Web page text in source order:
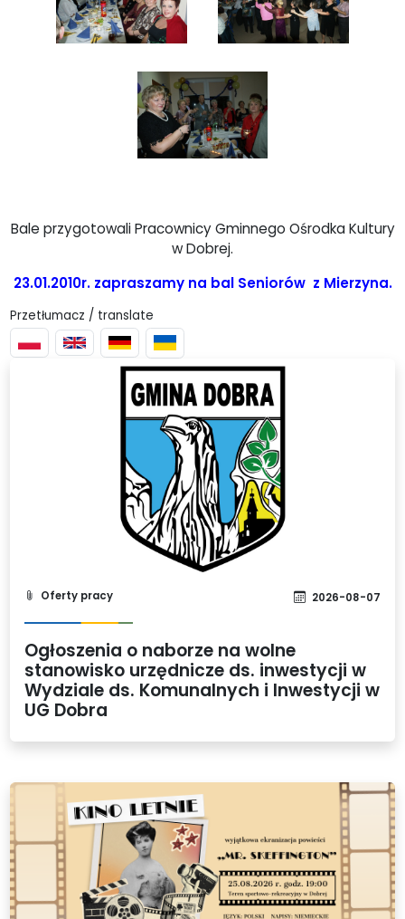
Bale przygotowali Pracownicy Gminnego Ośrodka Kultury
w Dobrej.
23.01.2010r. zapraszamy na bal Seniorów z Mierzyna.
Przetłumacz / translate
Oferty pracy 2026-08-07
Ogłoszenia o naborze na wolne
stanowisko urzędnicze ds. inwestycji w
Wydziale ds. Komunalnych i Inwestycji w
UG Dobra